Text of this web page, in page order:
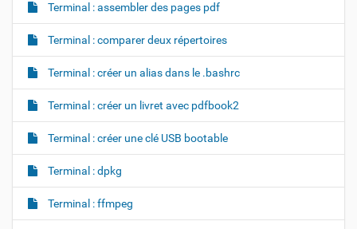
Terminal : assembler des pages pdf
Terminal : comparer deux répertoires
Terminal : créer un alias dans le .bashrc
Terminal : créer un livret avec pdfbook2
Terminal : créer une clé USB bootable
Terminal : dpkg
Terminal : ffmpeg